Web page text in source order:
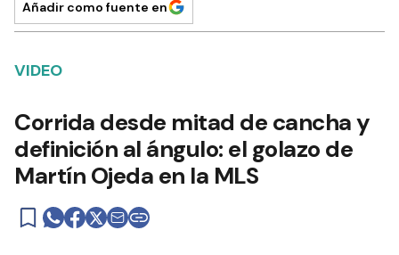
Añadir como fuente en
VIDEO
Corrida desde mitad de cancha y
definición al ángulo: el golazo de
Martín Ojeda en la MLS